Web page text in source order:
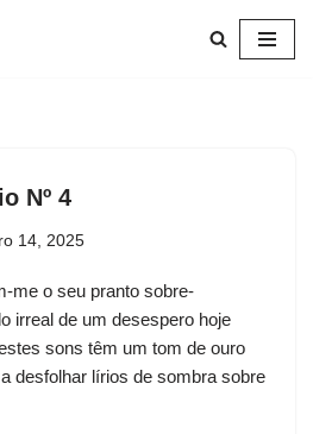
Nº 4
14, 2025
me o seu pranto sobre-
irreal de um desespero hoje
sons têm um tom de ouro
desfolhar lírios de sombra sobre